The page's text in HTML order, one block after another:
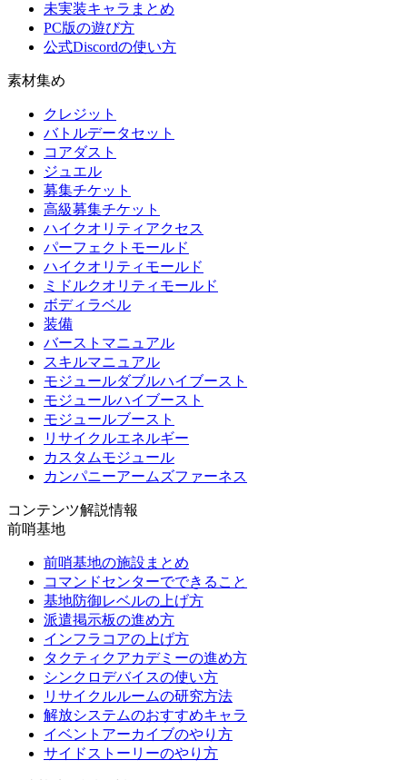
未実装キャラまとめ
PC版の遊び方
公式Discordの使い方
素材集め
クレジット
バトルデータセット
コアダスト
ジュエル
募集チケット
高級募集チケット
ハイクオリティアクセス
パーフェクトモールド
ハイクオリティモールド
ミドルクオリティモールド
ボディラベル
装備
バーストマニュアル
スキルマニュアル
モジュールダブルハイブースト
モジュールハイブースト
モジュールブースト
リサイクルエネルギー
カスタムモジュール
カンパニーアームズファーネス
コンテンツ解説情報
前哨基地
前哨基地の施設まとめ
コマンドセンターでできること
基地防御レベルの上げ方
派遣掲示板の進め方
インフラコアの上げ方
タクティクアカデミーの進め方
シンクロデバイスの使い方
リサイクルルームの研究方法
解放システムのおすすめキャラ
イベントアーカイブのやり方
サイドストーリーのやり方